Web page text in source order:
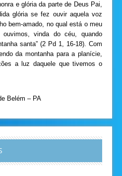
e glória da parte de Deus Pai,
glória se fez ouvir aquela voz
bem-amado, no qual está o meu
vinda do céu, quando
santa” (2 Pd 1, 16-18). Com
da montanha para a planície,
a luz daquele que tivemos o
Belém – PA